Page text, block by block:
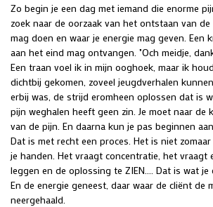
Zo begin je een dag met iemand die enorme
zoek naar de oorzaak van het ontstaan van de
mag doen en waar je energie mag geven. Een
aan het eind mag ontvangen. "Och meidje,
Een traan voel ik in mijn ooghoek, maar ik
dichtbij gekomen, zoveel jeugdverhalen
erbij was, de strijd eromheen oplossen dat is
pijn weghalen heeft geen zin. Je moet naar de
van de pijn. En daarna kun je pas beginnen
Dat is met recht een proces. Het is niet
je handen. Het vraagt concentratie, het vraagt
leggen en de oplossing te ZIEN.... Dat is wat je
En de energie geneest, daar waar de cliënt de
neergehaald.